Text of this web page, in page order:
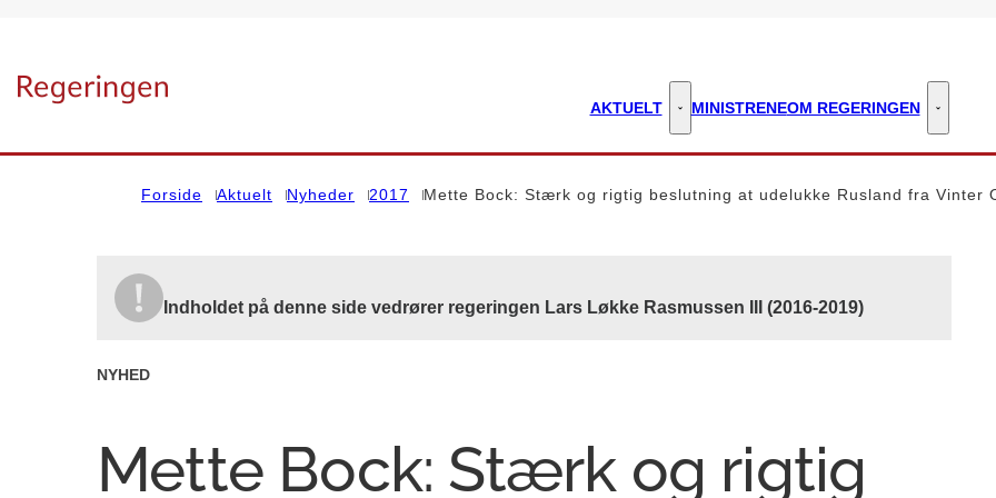
AKTUELT Aktuelt - Flere links
MINISTRENEOM REGERINGEN Om
Forside Aktuelt Nyheder 2017 Mette Bock: Stærk og rigtig beslutning at udelukke Rusland fra Vinter
Indholdet på denne side vedrører regeringen Lars Løkke Rasmussen III (2016-2019)
NYHED
Mette Bock: Stærk og rigtig